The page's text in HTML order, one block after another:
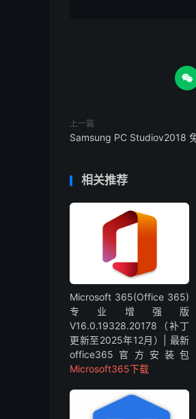

上一篇
Samsung PC Studiov2018
相关推荐
Microsoft 365(Office 365)
专业增强版
V16.0.19328.20178（补丁
更新至2025年12月）| 最新
office365官方安装包
Microsoft365下载